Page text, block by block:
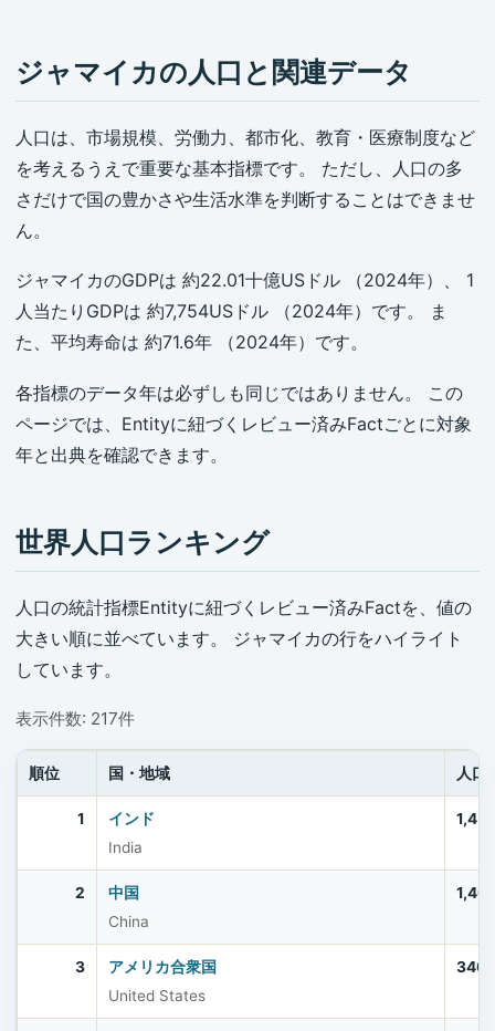
ジャマイカの人口と関連データ
人口は、市場規模、労働力、都市化、教育・医療制度など
を考えるうえで重要な基本指標です。 ただし、人口の多
さだけで国の豊かさや生活水準を判断することはできませ
ん。
ジャマイカのGDPは 約22.01十億USドル （2024年）、 1
人当たりGDPは 約7,754USドル （2024年）です。 ま
た、平均寿命は 約71.6年 （2024年）です。
各指標のデータ年は必ずしも同じではありません。 この
ページでは、Entityに紐づくレビュー済みFactごとに対象
年と出典を確認できます。
世界人口ランキング
人口の統計指標Entityに紐づくレビュー済みFactを、値の
大きい順に並べています。 ジャマイカの行をハイライト
しています。
表示件数: 217件
順位 国・地域 人口
1
インド
India
2
中国
China
3
アメリカ合衆国
United States